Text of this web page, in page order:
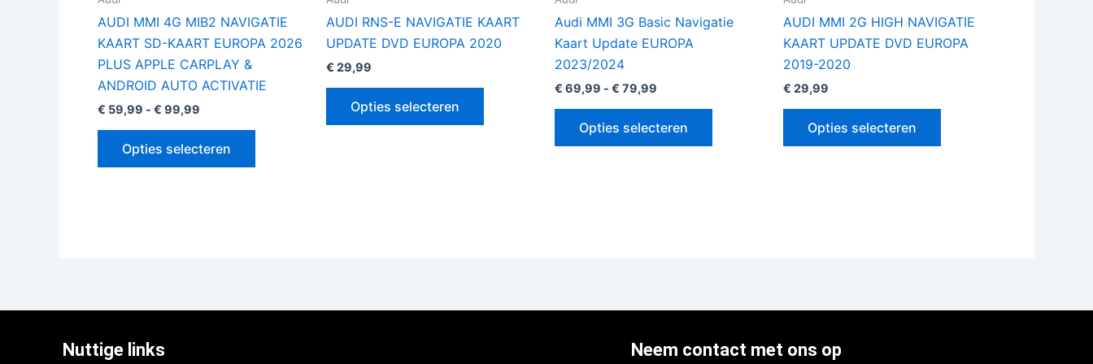
AUDI MMI 4G MIB2 NAVIGATIE
KAART SD-KAART EUROPA 2026
PLUS APPLE CARPLAY &
ANDROID AUTO ACTIVATIE
€ 59,99 - € 99,99
Opties selecteren
productpagina
AUDI RNS-E NAVIGATIE KAART
UPDATE DVD EUROPA 2020
€ 29,99
Opties selecteren
Audi MMI 3G Basic Navigatie
Kaart Update EUROPA
2023/2024
€ 69,99 - € 79,99
Opties selecteren
productpagina
AUDI MMI 2G HIGH NAVIGATIE
KAART UPDATE DVD EUROPA
2019-2020
€ 29,99
Opties selecteren
productpagina
Nuttige links Neem contact met ons op